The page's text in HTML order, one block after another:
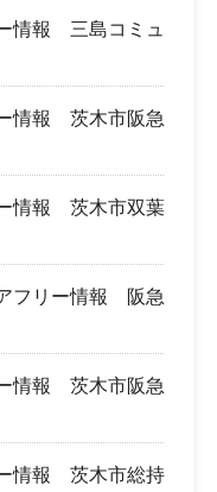
情報 三島コミュ
情報 茨木市阪急
情報 茨木市双葉
フリー情報 阪急
情報 茨木市阪急
情報 茨木市総持